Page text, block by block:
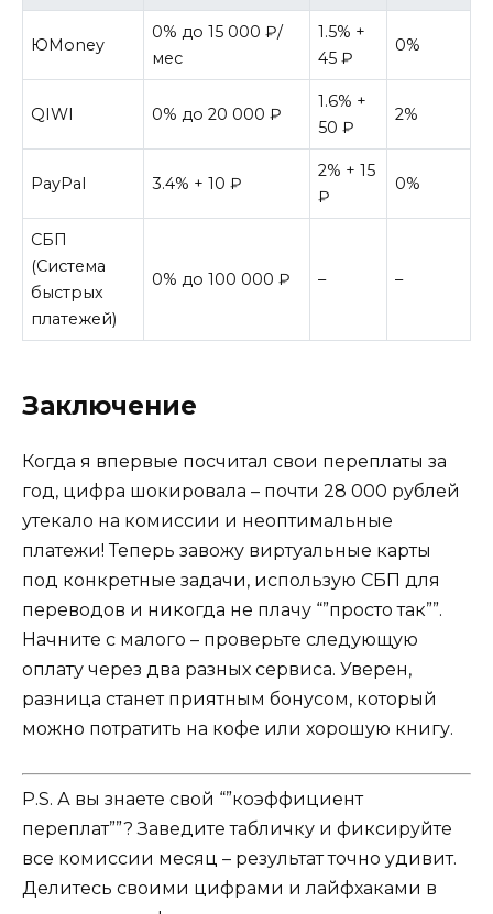
ЮMoney
0% до 15 000 ₽/
мес
1.5% +
45 ₽
0%
QIWI 0% до 20 000 ₽
1.6% +
50 ₽
2%
PayPal 3.4% + 10 ₽
2% + 15
₽
0%
СБП
(Система
быстрых
платежей)
0% до 100 000 ₽ – –
Заключение
Когда я впервые посчитал свои переплаты за
год, цифра шокировала – почти 28 000 рублей
утекало на комиссии и неоптимальные
платежи! Теперь завожу виртуальные карты
под конкретные задачи, использую СБП для
переводов и никогда не плачу “”просто так””.
Начните с малого – проверьте следующую
оплату через два разных сервиса. Уверен,
разница станет приятным бонусом, который
можно потратить на кофе или хорошую книгу.
P.S. А вы знаете свой “”коэффициент
переплат””? Заведите табличку и фиксируйте
все комиссии месяц – результат точно удивит.
Делитесь своими цифрами и лайфхаками в